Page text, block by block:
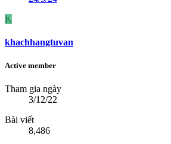
K
khachhangtuvan
Active member
Tham gia ngày
3/12/22
Bài viết
8,486